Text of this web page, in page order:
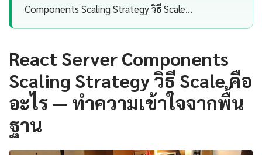
Components Scaling Strategy วิธี Scale…
React Server Components
Scaling Strategy วิธี Scale คือ
อะไร — ทำความเข้าใจจากพื้น
ฐาน